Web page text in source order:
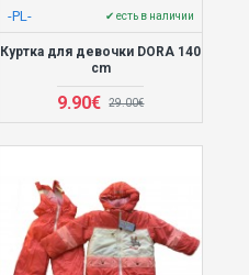
-PL- ✔ есть в наличии
Куртка для девочки DORA 140
cm
9.90€ 29.00€